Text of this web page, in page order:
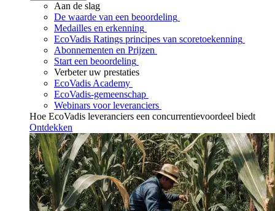
Aan de slag
De waarde van een beoordeling
Medailles en erkenning
EcoVadis Ratings principes van scoretoekenning
Abonnementen en Prijzen
Start een beoordeling
Verbeter uw prestaties
EcoVadis Academy
EcoVadis-gemeenschap
Webinars voor leveranciers
Hoe EcoVadis leveranciers een concurrentievoordeel biedt
Ontdekken